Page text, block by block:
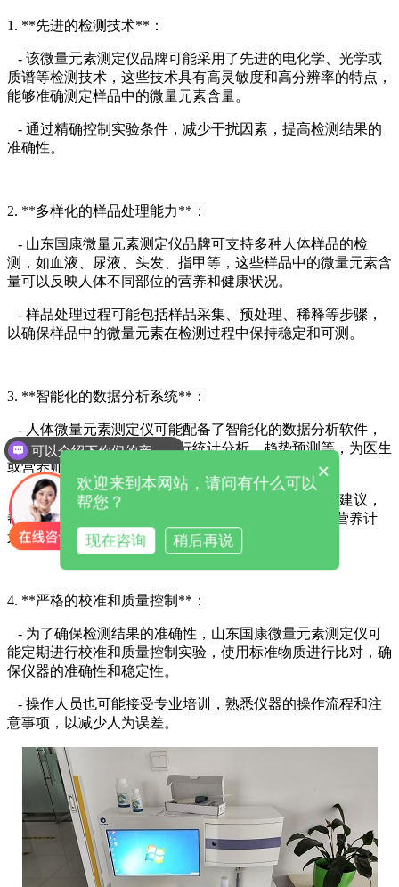
1. **先进的检测技术**：
- 该微量元素测定仪品牌可能采用了先进的电化学、光学或
质谱等检测技术，这些技术具有高灵敏度和高分辨率的特点，
能够准确测定样品中的微量元素含量。
- 通过精确控制实验条件，减少干扰因素，提高检测结果的
准确性。
2. **多样化的样品处理能力**：
- 山东国康微量元素测定仪品牌可支持多种人体样品的检
测，如血液、尿液、头发、指甲等，这些样品中的微量元素含
量可以反映人体不同部位的营养和健康状况。
- 样品处理过程可能包括样品采集、预处理、稀释等步骤，
以确保样品中的微量元素在检测过程中保持稳定和可测。
3. **智能化的数据分析系统**：
- 人体微量元素测定仪可能配备了智能化的数据分析软件，
能够自动处理检测数据，进行统计分析、趋势预测等，为医生
或营养师提供直观、准确的检测结果和解读。
- 软件可能还包含与微量元素相关的健康信息和营养建议，
帮助用户更好地了解自身的健康状况并制定个性化的营养计
划。
4. **严格的校准和质量控制**：
- 为了确保检测结果的准确性，山东国康微量元素测定仪可
能定期进行校准和质量控制实验，使用标准物质进行比对，确
保仪器的准确性和稳定性。
- 操作人员也可能接受专业培训，熟悉仪器的操作流程和注
意事项，以减少人为误差。
可以介绍下你们的产品么
×
欢迎来到本网站，请问有什么可以
帮您？
现在咨询 稍后再说